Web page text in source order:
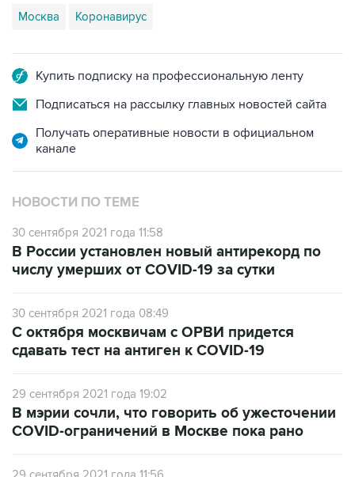
Подписаться на рассылку главных новостей сайта
Получать оперативные новости в официальном
НОВОСТИ ПО ТЕМЕ
30 сентября 2021 года 11:58
числу умерших от COVID-19 за сутки
30 сентября 2021 года 08:49
сдавать тест на антиген к COVID-19
29 сентября 2021 года 19:02
COVID-ограничений в Москве пока рано
29 сентября 2021 года 11:56